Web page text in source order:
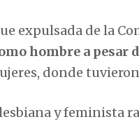
expulsada de la
hombre a pesar
donde
y feminista